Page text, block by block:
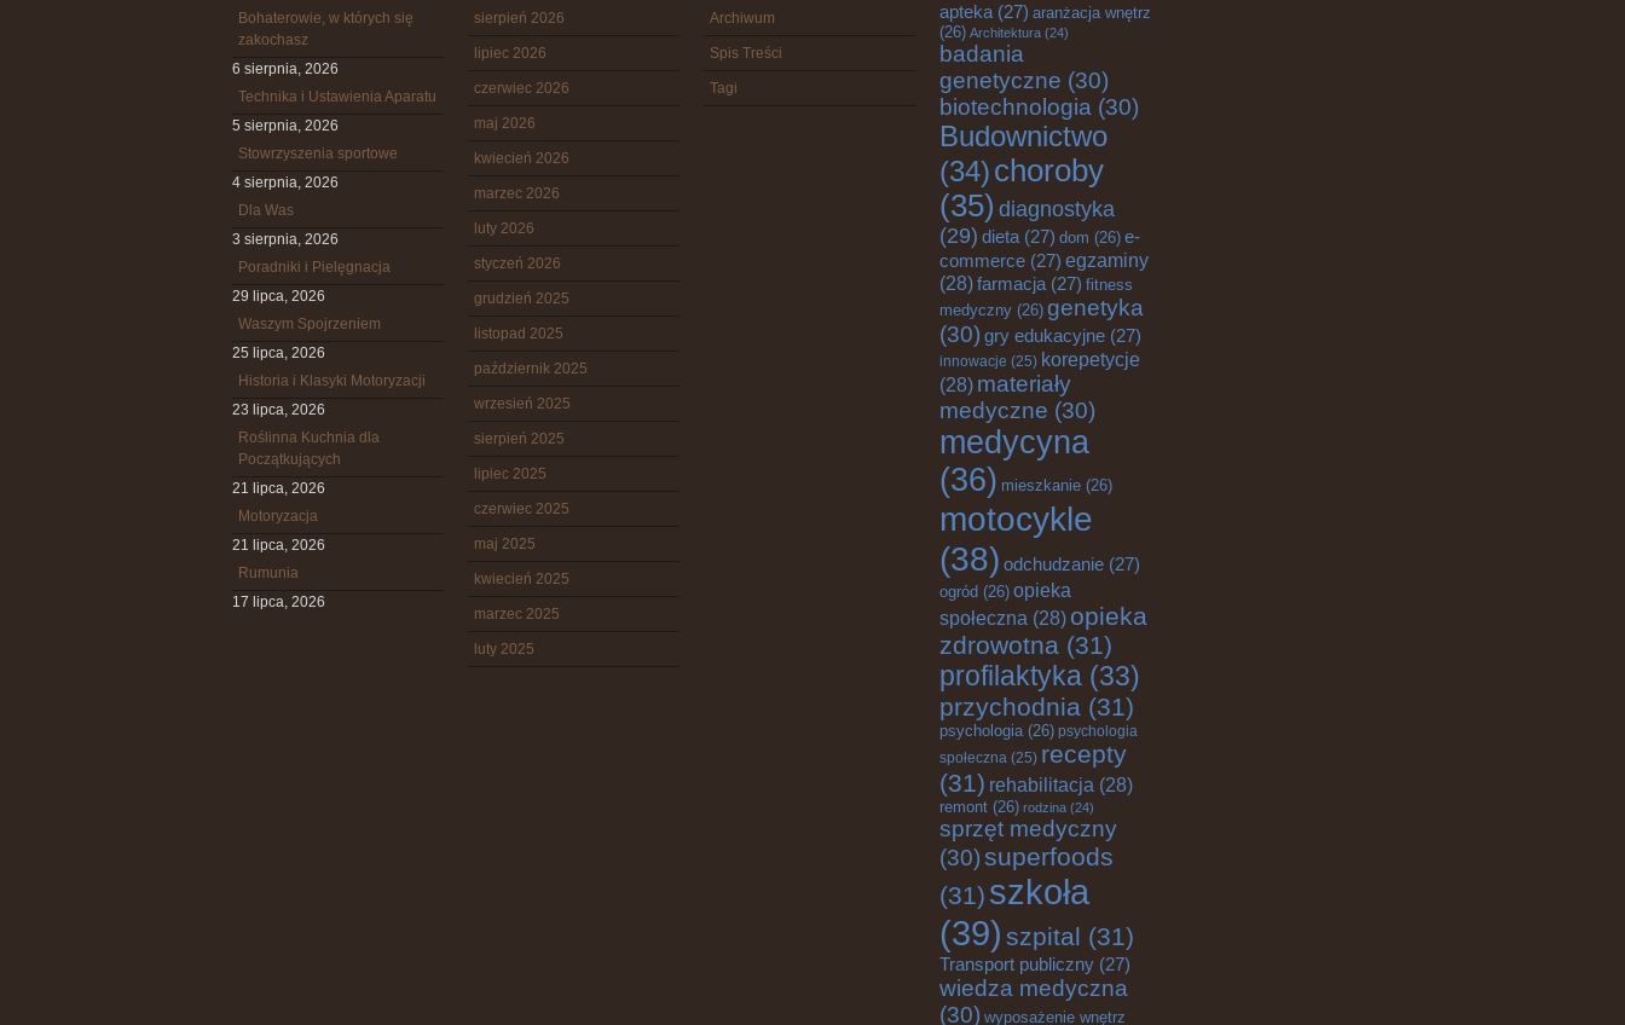
Bohaterowie, w których się
zakochasz
6 sierpnia, 2026
Technika i Ustawienia Aparatu
5 sierpnia, 2026
Stowrzyszenia sportowe
4 sierpnia, 2026
Dla Was
3 sierpnia, 2026
Poradniki i Pielęgnacja
29 lipca, 2026
Waszym Spojrzeniem
25 lipca, 2026
Historia i Klasyki Motoryzacji
23 lipca, 2026
Roślinna Kuchnia dla
Początkujących
21 lipca, 2026
Motoryzacja
21 lipca, 2026
Rumunia
17 lipca, 2026
sierpień 2026
lipiec 2026
czerwiec 2026
maj 2026
kwiecień 2026
marzec 2026
luty 2026
styczeń 2026
grudzień 2025
listopad 2025
październik 2025
wrzesień 2025
sierpień 2025
lipiec 2025
czerwiec 2025
maj 2025
kwiecień 2025
marzec 2025
luty 2025
Archiwum
Spis Treści
Tagi
apteka (27) aranżacja wnętrz
(26) Architektura (24)
badania
genetyczne (30)
biotechnologia (30)
Budownictwo
(34)choroby
(35) diagnostyka
(29) dieta (27) dom (26) e-
commerce (27) egzaminy
(28)farmacja (27) fitness
medyczny (26) genetyka
(30) gry edukacyjne (27)
innowacje (25) korepetycje
(28) materiały
medyczne (30)
medycyna
(36) mieszkanie (26)
motocykle
(38) odchudzanie (27)
ogród (26) opieka
społeczna (28) opieka
zdrowotna (31)
profilaktyka (33)
przychodnia (31)
psychologia(26) psychologia
społeczna (25) recepty
(31) rehabilitacja (28)
remont (26) rodzina (24)
sprzęt medyczny
(30)superfoods
(31) szkoła
(39) szpital (31)
Transport publiczny (27)
wiedza medyczna
(30) wyposażenie wnętrz